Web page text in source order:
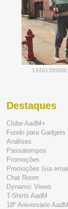
LEGO
Destaques
Clube AadM+
Fundo para Gadgets
Análises
Passatempos
Promoções
Promoções (via
Chat Room
Dynamic Views
T-Shirts AadM
18º Aniversário AadM